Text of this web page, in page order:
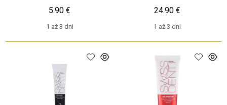
1 až 3 dni
5.90 €
1 až 3 dni
24.90 €